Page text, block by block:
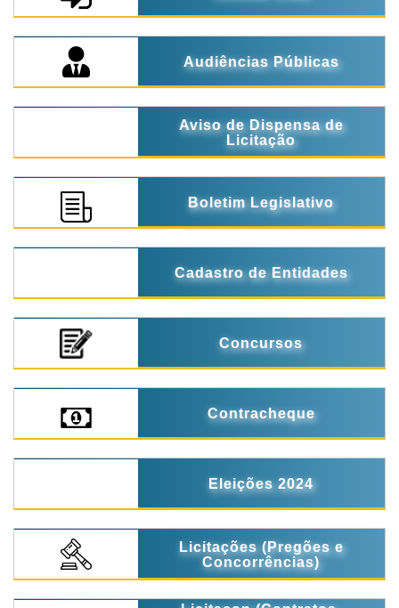
Audiências Públicas
Aviso de Dispensa de
Licitação
Boletim Legislativo
Cadastro de Entidades
Concursos
Contracheque
Eleições 2024
Licitações (Pregões e
Concorrências)